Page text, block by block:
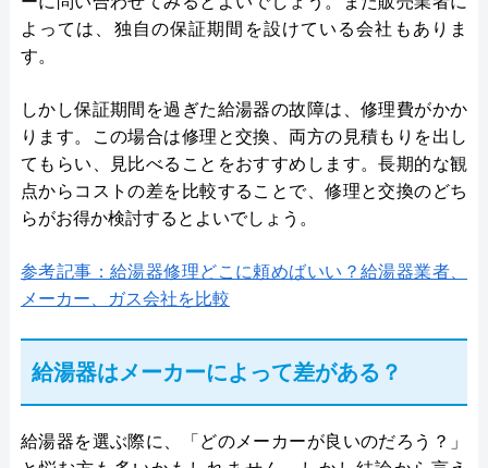
よっては、独自の保証期間を設けている会社もありま
す。
しかし保証期間を過ぎた給湯器の故障は、修理費がかか
ります。この場合は修理と交換、両方の見積もりを出し
てもらい、見比べることをおすすめします。長期的な観
点からコストの差を比較することで、修理と交換のどち
らがお得か検討するとよいでしょう。
参考記事：給湯器修理どこに頼めばいい？給湯器業者、
メーカー、ガス会社を比較
給湯器はメーカーによって差がある？
給湯器を選ぶ際に、「どのメーカーが良いのだろう？」